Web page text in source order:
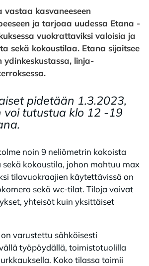
vastaa kasvaneeseen
ja tarjoaa uudessa Etana -
vuokrattaviksi valoisia ja
sekä kokoustilaa. Etana sijaitsee
linja-
pidetään 1.3.2023,
voi tutustua klo 12 -19
noin 9 neliömetrin kokoista
kokoustila, johon mahtuu max
tilavuokraajien käytettävissä on
sekä wc-tilat. Tiloja voivat
yhteisöt kuin yksittäiset
varustettu sähköisesti
työpöydällä, toimistotuolilla
Koko tilassa toimii